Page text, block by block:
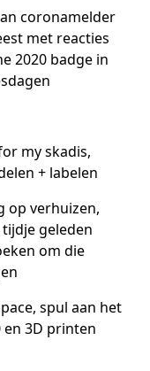
coronamelder
met reacties
2020 badge in
my skadis,
+ labelen
op verhuizen,
geleden
om die
spul aan het
en 3D printen